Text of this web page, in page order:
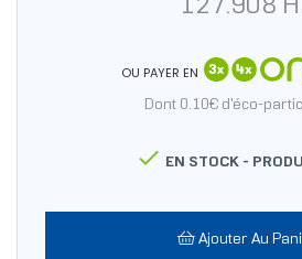
127.908 HT
OU PAYER EN
Dont 0.10€ d'éco-
 EN STOCK -
Ajouter Au